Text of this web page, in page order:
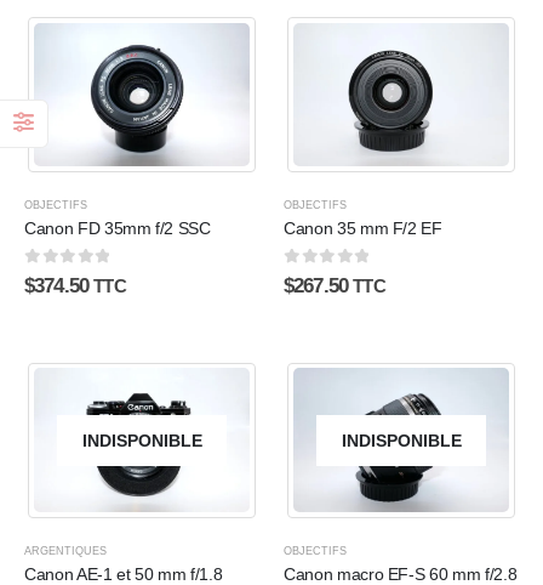
OBJECTIFS
Canon FD 35mm f/2 SSC
0sur 5
$374.50 TTC
OBJECTIFS
Canon 35 mm F/2 EF
0sur 5
$267.50 TTC
INDISPONIBLE
ARGENTIQUES
Canon AE-1 et 50 mm f/1.8
INDISPONIBLE
OBJECTIFS
Canon macro EF-S 60 mm f/2.8